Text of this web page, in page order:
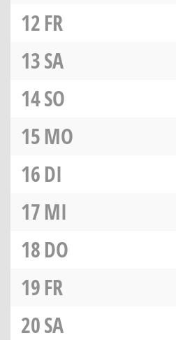
12FR
13SA
14SO
15MO
16DI
17MI
18DO
19FR
20SA